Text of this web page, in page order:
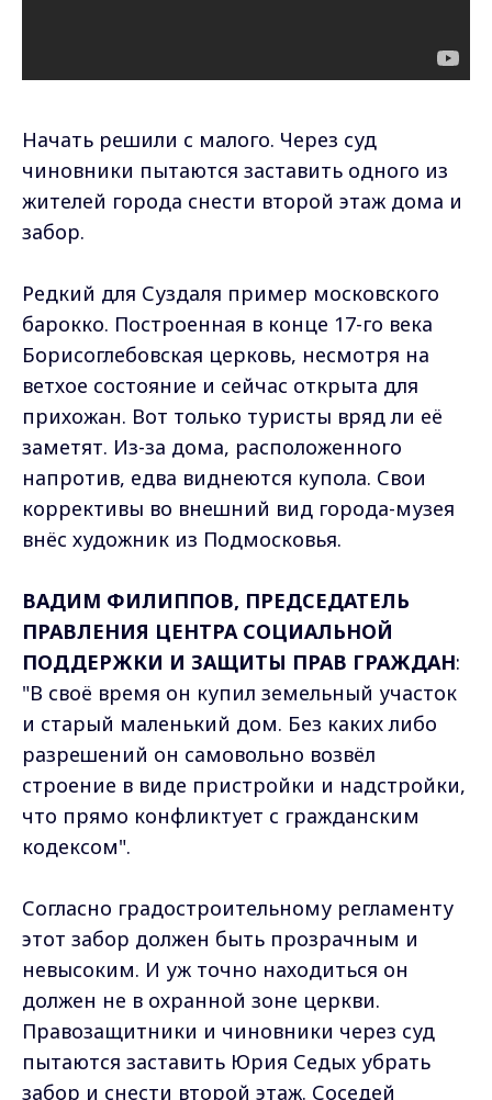
Начать решили с малого. Через суд
чиновники пытаются заставить одного из
жителей города снести второй этаж дома и
забор.
Редкий для Суздаля пример московского
барокко. Построенная в конце 17-го века
Борисоглебовская церковь, несмотря на
ветхое состояние и сейчас открыта для
прихожан. Вот только туристы вряд ли её
заметят. Из-за дома, расположенного
напротив, едва виднеются купола. Свои
коррективы во внешний вид города-музея
внёс художник из Подмосковья.
ВАДИМ ФИЛИППОВ, ПРЕДСЕДАТЕЛЬ
ПРАВЛЕНИЯ ЦЕНТРА СОЦИАЛЬНОЙ
ПОДДЕРЖКИ И ЗАЩИТЫ ПРАВ ГРАЖДАН:
"В своё время он купил земельный участок
и старый маленький дом. Без каких либо
разрешений он самовольно возвёл
строение в виде пристройки и надстройки,
что прямо конфликтует с гражданским
кодексом".
Согласно градостроительному регламенту
этот забор должен быть прозрачным и
невысоким. И уж точно находиться он
должен не в охранной зоне церкви.
Правозащитники и чиновники через суд
пытаются заставить Юрия Седых убрать
забор и снести второй этаж. Соседей